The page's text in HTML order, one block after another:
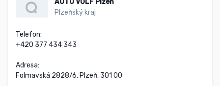
Plzeňský kraj
Telefon:
+420 377 434 343
Adresa:
Folmavská 2828/6, Plzeň, 301 00